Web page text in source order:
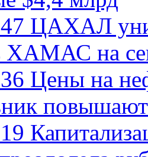
ЦАХАЛ
ХАМАС на
Цены на